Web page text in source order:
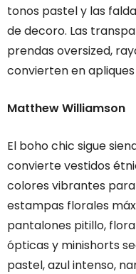
tonos pastel y las
de decoro. Las
prendas oversized,
convierten en
Matthew Williamson
El boho chic sigue
convierte vestidos
colores vibrantes
estampas florales
pantalones pitillo,
ópticas y minishorts
pastel, azul intenso,